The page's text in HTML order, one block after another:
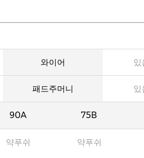
와이어 있
패드주머니 있
90A 75B
약푸쉬 약푸쉬